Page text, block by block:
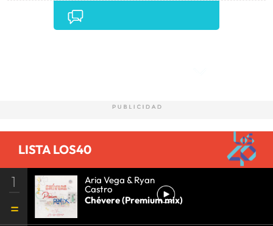
LISTA LOS40
1 Aria Vega & Ryan
Castro
Chévere (Premium mix)